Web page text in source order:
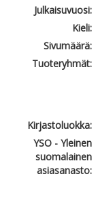
Julkaisuvuosi:
Kieli:
Sivumäärä:
Tuoteryhmät:
Kirjastoluokka:
YSO - Yleinen
suomalainen
asiasanasto: